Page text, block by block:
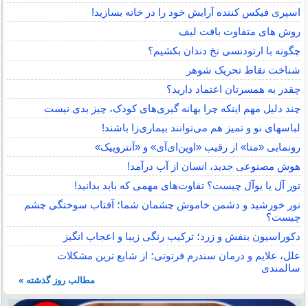
اسپری فیکس کننده آرایش خود را در خانه بسازید!
روش های متفاوت بافت لیف
چگونه با ارتودنسی نخ دندان بکشیم؟
شناخت نقاط تحریک شوهر
چقدر به همسرتان اعتماد دارید؟
چند دلیل مهم اینکه چرا بهانه گیری‌های کودک، چیز بدی نیست
لباس‎های نو و تمیز هم می‌توانند بیماری‌زا باشند!
رونمایی «متا» از رقیب «اوپن‌ای‌آی» و «آنتروپیک»
هوش مصنوعی جدید، انسان از آب درآمد!
تور آل یا یوآل چیست؟ تفاوت‌های مهمی که باید بدانید!
نور خورشید و دشمن خاموش چشمان شما؛ آفتاب سوختگی چشم
چیست؟
دکوراسیون بنفش و زرد؛ ترکیب رنگی زیبا و اعجاب انگیز
علل، علایم و درمان سندرم فرتوتی؛ از شایع ترین مشکلات
سالمندی
مطالب روز گذشته »